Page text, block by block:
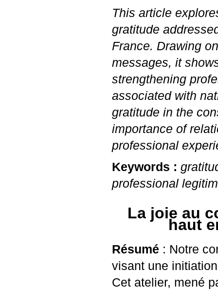
This article
gratitude
France. Drawing
messages, it
strengthening
associated with
gratitude in the
importance of
professional
Keywords :
professional
La joie au
haut
Résumé : Notre
visant une
Cet atelier, mené